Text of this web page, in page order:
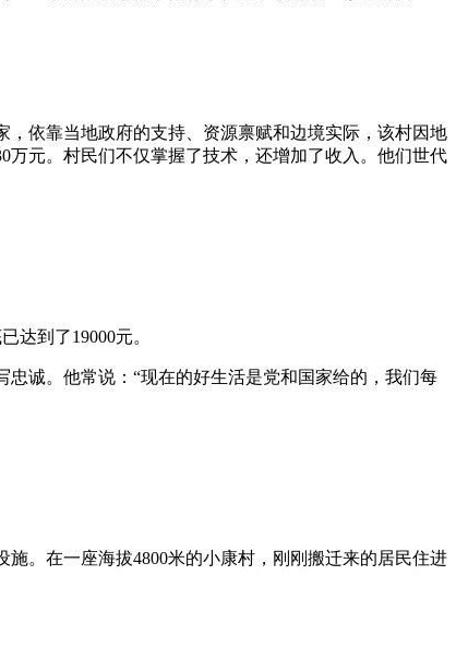
依靠当地政府的支持、资源禀赋和边境实际，该村因地
元。村民们不仅掌握了技术，还增加了收入。他们世代
到了19000元。
诚。他常说：“现在的好生活是党和国家给的，我们每
。在一座海拔4800米的小康村，刚刚搬迁来的居民住进